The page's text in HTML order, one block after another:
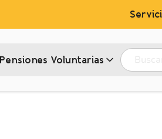
Pensiones Voluntarias‎